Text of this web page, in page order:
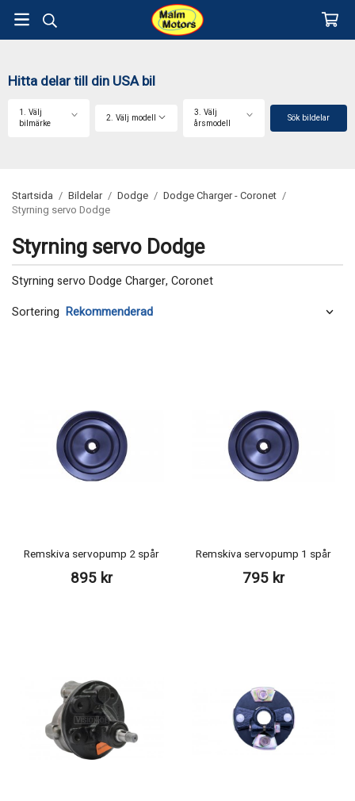
Hitta delar till din USA bil
1. Välj
bilmärke
2. Välj modell
3. Välj
årsmodell
Sök bildelar
Startsida / Bildelar / Dodge / Dodge Charger - Coronet /
Styrning servo Dodge
Styrning servo Dodge
Styrning servo Dodge Charger, Coronet
Sortering
Remskiva servopump 2 spår
895 kr
Remskiva servopump 1 spår
795 kr